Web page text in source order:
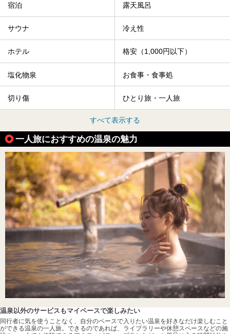
宿泊 露天風呂
サウナ 冷え性
ホテル 格安（1,000円以下）
塩化物泉 お食事・食事処
切り傷 ひとり旅・一人旅
すべて表示する
一人旅におすすめの温泉の魅力
温泉以外のサービスもマイペースで楽しみたい
同行者に気を使うことなく、自分のペースで入りたい温泉を好きなだけ楽しむこと
ができる温泉の一人旅。できるのであれば、ライブラリーや休憩スペースなどの施